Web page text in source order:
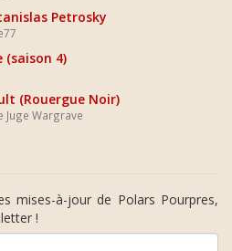
Petrosky
(saison 4)
(Rouergue Noir)
Juge Wargrave
mises-à-jour de Polars Pourpres,
!